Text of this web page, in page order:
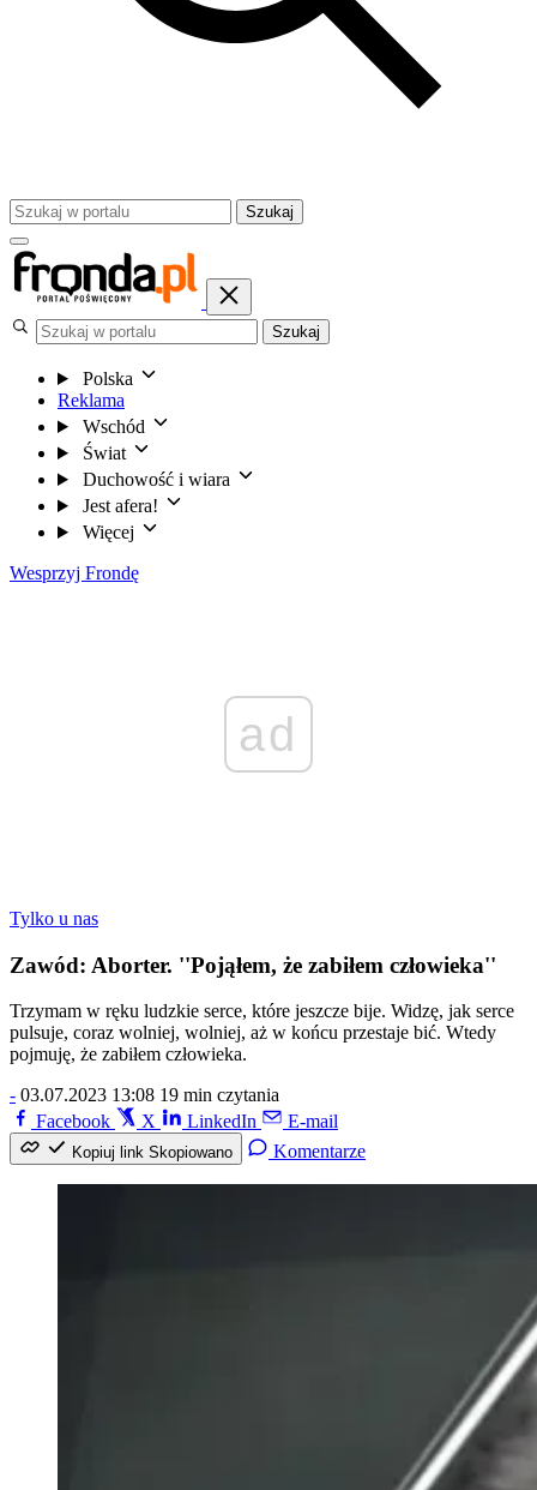
Szukaj
Szukaj
Polska
Reklama
Wschód
Świat
Duchowość i wiara
Jest afera!
Więcej
Wesprzyj Frondę
ad
Tylko u nas
Zawód: Aborter. ''Pojąłem, że zabiłem człowieka''
Trzymam w ręku ludzkie serce, które jeszcze bije. Widzę, jak serce
pulsuje, coraz wolniej, wolniej, aż w końcu przestaje bić. Wtedy
pojmuję, że zabiłem człowieka.
- 03.07.2023 13:08 19 min czytania
Facebook
X LinkedIn E-mail
Kopiuj link Skopiowano Komentarze